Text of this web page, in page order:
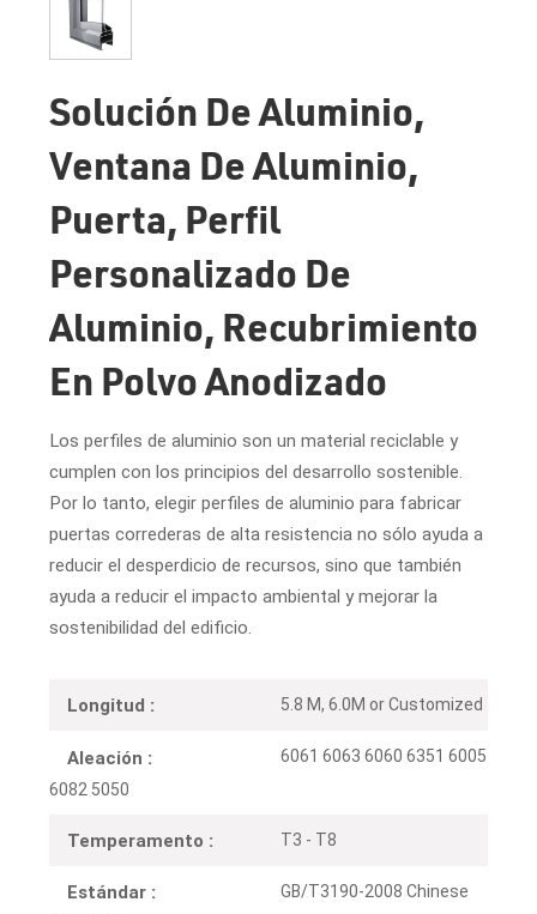
Solución De Aluminio,
Ventana De Aluminio,
Puerta, Perfil
Personalizado De
Aluminio, Recubrimiento
En Polvo Anodizado
Los perfiles de aluminio son un material reciclable y
cumplen con los principios del desarrollo sostenible.
Por lo tanto, elegir perfiles de aluminio para fabricar
puertas correderas de alta resistencia no sólo ayuda a
reducir el desperdicio de recursos, sino que también
ayuda a reducir el impacto ambiental y mejorar la
sostenibilidad del edificio.
Longitud : 5.8 M, 6.0M or Customized
Aleación :
6061 6063 6060 6351 6005
6082 5050
Temperamento : T3 - T8
Estándar :
GB/T3190-2008 Chinese